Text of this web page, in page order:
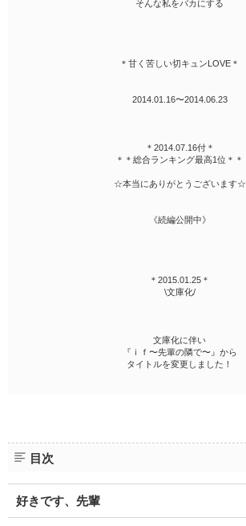
そんな私をバカにする
＊甘く苦しい切キュンLOVE＊
2014.01.16〜2014.06.23
＊2014.07.16付＊
＊＊総合ランキング最高1位＊＊
☆本当にありがとうございます☆
《続編公開中》
＊2015.01.25＊
\文庫化/
文庫化に伴い
『ｉｆ〜先輩の隣で〜』から
タイトルを変更しました！
目次
好きです、先輩